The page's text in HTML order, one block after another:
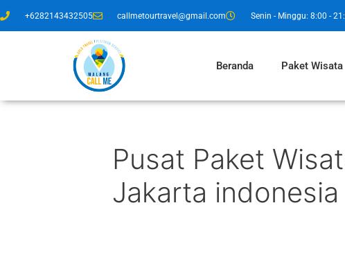
+6282143432505 callmetourtravel@gmail.com Senin - Minggu: 8:00 -
Beranda Paket Wisata
Pusat Paket
Jakarta indonesia